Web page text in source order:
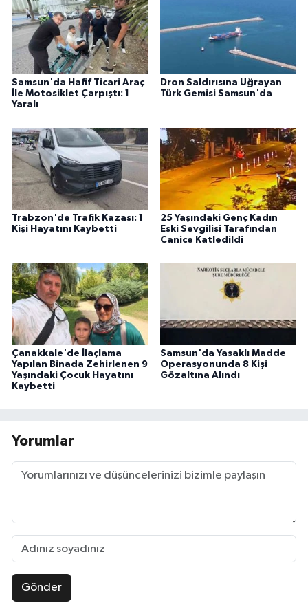
Samsun'da Hafif Ticari Araç
İle Motosiklet Çarpıştı: 1
Yaralı
Dron Saldırısına Uğrayan
Türk Gemisi Samsun'da
Trabzon'de Trafik Kazası: 1
Kişi Hayatını Kaybetti
25 Yaşındaki Genç Kadın
Eski Sevgilisi Tarafından
Canice Katledildi
Çanakkale'de İlaçlama
Yapılan Binada Zehirlenen 9
Yaşındaki Çocuk Hayatını
Kaybetti
Samsun'da Yasaklı Madde
Operasyonunda 8 Kişi
Gözaltına Alındı
Yorumlar
Gönder